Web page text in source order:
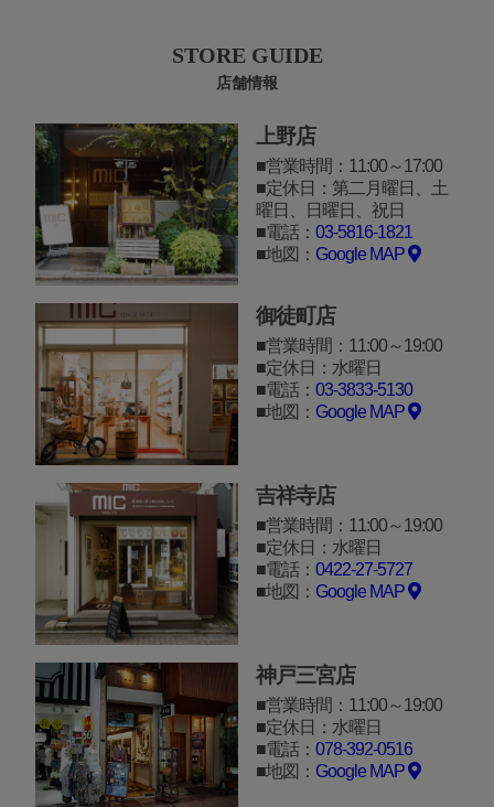
STORE GUIDE
店舗情報
上野店
営業時間：11:00～17:00
定休日：第二月曜日、土
曜日、日曜日、祝日
電話： 03-5816-1821
地図： Google MAP
御徒町店
営業時間：11:00～19:00
定休日：水曜日
電話： 03-3833-5130
地図： Google MAP
吉祥寺店
営業時間：11:00～19:00
定休日：水曜日
電話： 0422-27-5727
地図： Google MAP
神戸三宮店
営業時間：11:00～19:00
定休日：水曜日
電話： 078-392-0516
地図： Google MAP